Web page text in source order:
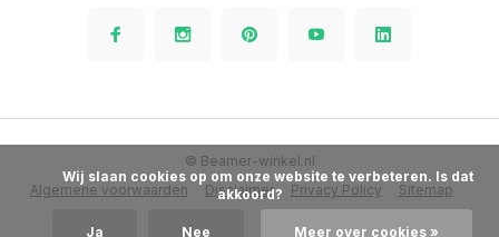
Algemene voorwaarden Disclaimer Privacy Policy Sitemap
© Beamer-winkel.nl
akkoord?
Ja Nee Meer over cookies »